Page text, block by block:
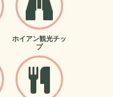
ホイアン観光チッ
プ